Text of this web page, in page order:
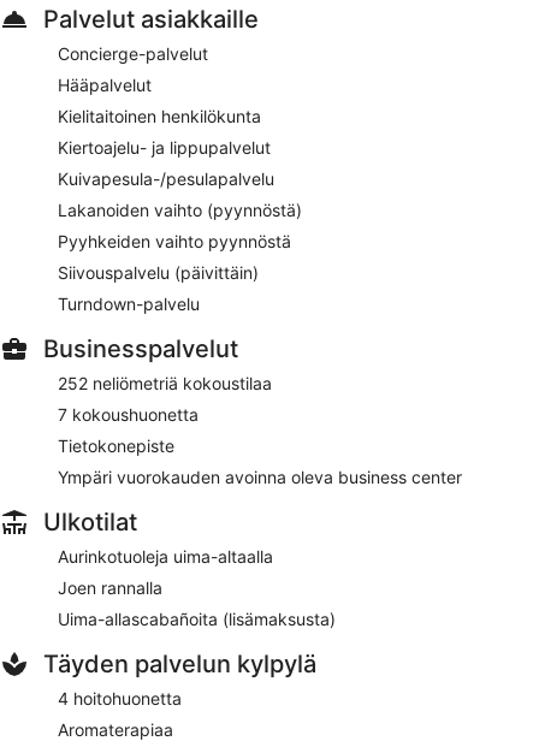
Palvelut asiakkaille
Concierge-palvelut
Hääpalvelut
Kielitaitoinen henkilökunta
Kiertoajelu- ja lippupalvelut
Kuivapesula-/pesulapalvelu
Lakanoiden vaihto (pyynnöstä)
Pyyhkeiden vaihto pyynnöstä
Siivouspalvelu (päivittäin)
Turndown-palvelu
Businesspalvelut
252 neliömetriä kokoustilaa
7 kokoushuonetta
Tietokonepiste
Ympäri vuorokauden avoinna oleva business center
Ulkotilat
Aurinkotuoleja uima-altaalla
Joen rannalla
Uima-allascabañoita (lisämaksusta)
Täyden palvelun kylpylä
4 hoitohuonetta
Aromaterapiaa